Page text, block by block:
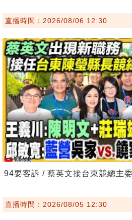
直播時間：2026/08/06 12:30
94要客訴 / 蔡英文接台東競總主
直播時間：2026/08/05 12:30